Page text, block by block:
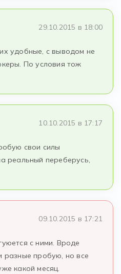
29.10.2015 в 18:00
удобные, с выводом не
По условия тож
10.10.2015 в 17:17
свои силы
реальный переберусь,
09.10.2015 в 17:21
с ними. Вроде
разные пробую, но все
какой месяц.